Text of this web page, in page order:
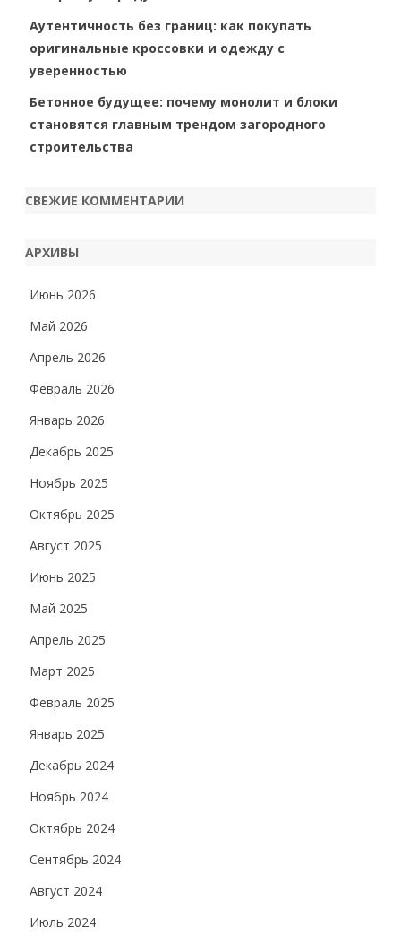
Аутентичность без границ: как покупать
оригинальные кроссовки и одежду с
уверенностью
Бетонное будущее: почему монолит и блоки
становятся главным трендом загородного
строительства
СВЕЖИЕ КОММЕНТАРИИ
АРХИВЫ
Июнь 2026
Май 2026
Апрель 2026
Февраль 2026
Январь 2026
Декабрь 2025
Ноябрь 2025
Октябрь 2025
Август 2025
Июнь 2025
Май 2025
Апрель 2025
Март 2025
Февраль 2025
Январь 2025
Декабрь 2024
Ноябрь 2024
Октябрь 2024
Сентябрь 2024
Август 2024
Июль 2024